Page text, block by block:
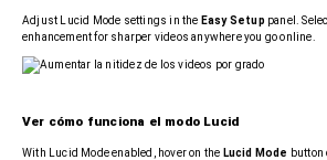
Adjust Lucid Mode settings in the Easy Setup panel.
enhancement for sharper videos anywhere you go online.
Ver cómo funciona el modo Lucid
With Lucid Mode enabled, hover on the Lucid Mode button